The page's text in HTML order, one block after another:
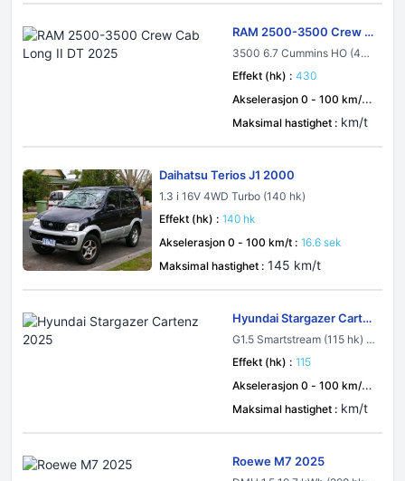
RAM 2500-3500 Crew C
ab Long II DT 2025
3500 6.7 Cummins HO (430
Effekt (hk) : 430
Akselerasjon 0 - 100 km/t :
sek
Maksimal hastighet : km/t
Daihatsu Terios J1 2000
1.3 i 16V 4WD Turbo (140 hk)
Effekt (hk) : 140 hk
Akselerasjon 0 - 100 km/t : 16.6 sek
Maksimal hastighet : 145 km/t
Hyundai Stargazer Carte
nz 2025
G1.5 Smartstream (115 hk) I
Effekt (hk) : 115
Akselerasjon 0 - 100 km/t :
sek
Maksimal hastighet : km/t
Roewe M7 2025